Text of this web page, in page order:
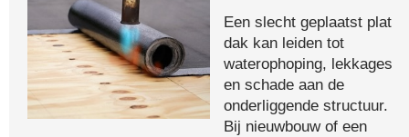
Een slecht geplaatst plat
dak kan leiden tot
waterophoping, lekkages
en schade aan de
onderliggende structuur.
Bij nieuwbouw of een